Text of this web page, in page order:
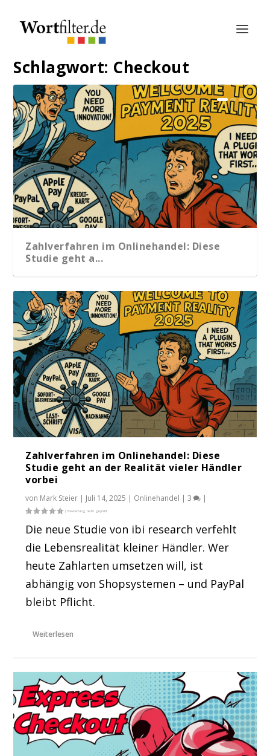
Schlagwort: Checkout
Zahlverfahren im Onlinehandel: Diese
Studie geht a...
Checkout Optimierung: Das entscheidet
über Abbruch...
Check-out: Schaltet diese AGB-und-sonst-
was-Lesebe...
Zahlverfahren im Onlinehandel: Diese
Studie geht an der Realität vieler Händler
vorbei
von Mark Steier | Juli 14, 2025 | Onlinehandel |3 |
Die neue Studie von ibi research verfehlt
die Lebensrealität kleiner Händler. Wer
heute Zahlarten umsetzen will, ist
abhängig von Shopsystemen – und PayPal
bleibt Pflicht.
Weiterlesen